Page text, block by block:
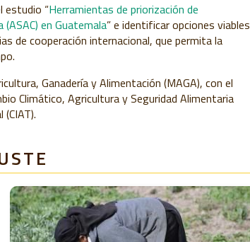
estudio “Herramientas de priorización de
en Guatemala” e identificar opciones viables
de cooperación internacional, que permita la
Ganadería y Alimentación (MAGA), con el
Climático, Agricultura y Seguridad Alimentaria